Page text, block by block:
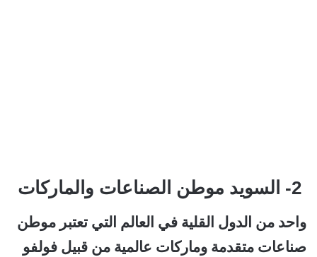
واحد من الدول القلية في العالم التي تعتبر موطن
صناعات متقدمة وماركات عالمية من قبيل فولفو